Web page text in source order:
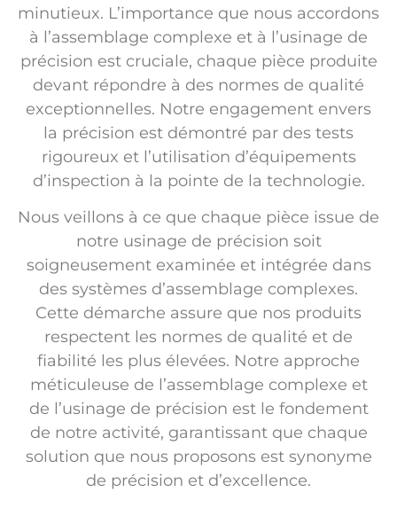
minutieux. L’importance que nous accordons
à l’assemblage complexe et à l’usinage de
précision est cruciale, chaque pièce produite
devant répondre à des normes de qualité
exceptionnelles. Notre engagement envers
la précision est démontré par des tests
rigoureux et l’utilisation d’équipements
d’inspection à la pointe de la technologie.
Nous veillons à ce que chaque pièce issue de
notre usinage de précision soit
soigneusement examinée et intégrée dans
des systèmes d’assemblage complexes.
Cette démarche assure que nos produits
respectent les normes de qualité et de
fiabilité les plus élevées. Notre approche
méticuleuse de l’assemblage complexe et
de l’usinage de précision est le fondement
de notre activité, garantissant que chaque
solution que nous proposons est synonyme
de précision et d’excellence.